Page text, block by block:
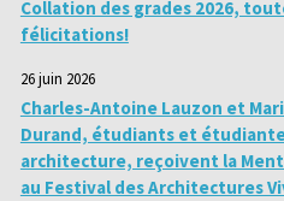
Collation des grades 2026,
félicitations!
26 juin 2026
Charles-Antoine Lauzon et
Durand, étudiants et
architecture, reçoivent la
au Festival des Architectures